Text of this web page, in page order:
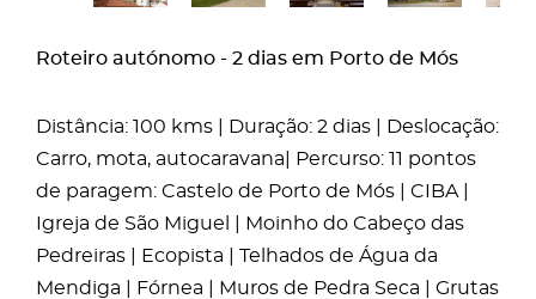
Roteiro autónomo - 2 dias em Porto de Mós
Distância: 100 kms | Duração: 2 dias | Deslocação:
Carro, mota, autocaravana| Percurso: 11 pontos
de paragem: Castelo de Porto de Mós | CIBA |
Igreja de São Miguel | Moinho do Cabeço das
Pedreiras | Ecopista | Telhados de Água da
Mendiga | Fórnea | Muros de Pedra Seca | Grutas